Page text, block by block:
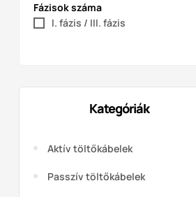
Fázisok száma
I. fázis / III. fázis
Kategóriák
Aktív töltőkábelek
Passzív töltőkábelek